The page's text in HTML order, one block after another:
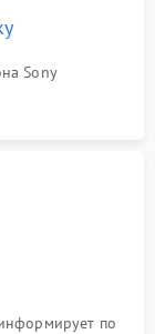
Sony
по